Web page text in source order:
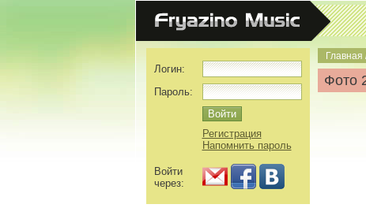
Главная
Фото
Логин:
Пароль:
Регистрация
Напомнить пароль
Войти
через: